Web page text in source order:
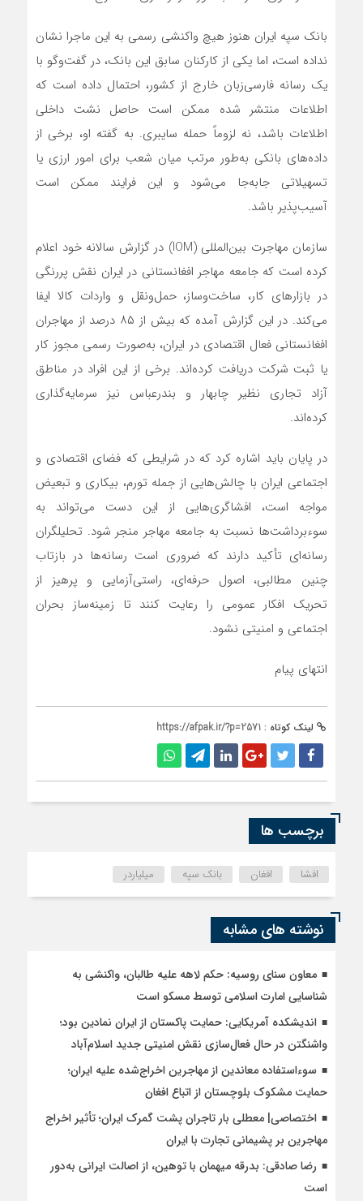
بانک سپه ایران هنوز هیچ واکنشی رسمی به این ماجرا نشان
نداده است، اما یکی از کارکنان سابق این بانک، در گفت‌وگو با
یک رسانه فارسی‌زبان خارج از کشور، احتمال داده است که
اطلاعات منتشر شده ممکن است حاصل نشت داخلی
اطلاعات باشد، نه لزوماً حمله سایبری. به گفته او، برخی از
داده‌های بانکی به‌طور مرتب میان شعب برای امور ارزی یا
تسهیلاتی جابه‌جا می‌شود و این فرایند ممکن است
آسیب‌پذیر باشد.
سازمان مهاجرت بین‌المللی (IOM) در گزارش سالانه خود اعلام
کرده است که جامعه مهاجر افغانستانی در ایران نقش پررنگی
در بازارهای کار، ساخت‌وساز، حمل‌ونقل و واردات کالا ایفا
می‌کند. در این گزارش آمده که بیش از ۸۵ درصد از مهاجران
افغانستانی فعال اقتصادی در ایران، به‌صورت رسمی مجوز کار
یا ثبت شرکت دریافت کرده‌اند. برخی از این افراد در مناطق
آزاد تجاری نظیر چابهار و بندرعباس نیز سرمایه‌گذاری
کرده‌اند.
در پایان باید اشاره کرد که در شرایطی که فضای اقتصادی و
اجتماعی ایران با چالش‌هایی از جمله تورم، بیکاری و تبعیض
مواجه است، افشاگری‌هایی از این دست می‌تواند به
سوء‌برداشت‌ها نسبت به جامعه مهاجر منجر شود. تحلیلگران
رسانه‌ای تأکید دارند که ضروری است رسانه‌ها در بازتاب
چنین مطالبی، اصول حرفه‌ای، راستی‌آزمایی و پرهیز از
تحریک افکار عمومی را رعایت کنند تا زمینه‌ساز بحران
اجتماعی و امنیتی نشود.
انتهای پیام
لینک کوتاه : https://afpak.ir/?p=2571
برچسب ها
افشا افغان بانک سپه میلیاردر
نوشته های مشابه
معاون سنای روسیه: حکم لاهه علیه طالبان، واکنشی به
شناسایی امارت اسلامی توسط مسکو است
اندیشکده آمریکایی: حمایت پاکستان از ایران نمادین بود؛
واشنگتن در حال فعال‌سازی نقش امنیتی جدید اسلام‌آباد
سوءاستفاده معاندین از مهاجرین اخراج‌شده علیه ایران؛
حمایت مشکوک بلوچستان از اتباع افغان
اختصاصی| معطلی بار تاجران پشت گمرک ایران؛ تأثیر اخراج
مهاجرین بر پشیمانی تجارت با ایران
رضا صادقی: بدرقه میهمان با توهین، از اصالت ایرانی به‌دور
است